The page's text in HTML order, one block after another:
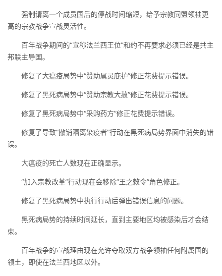
强制请离一个成员国后的停战时间缩短，给予宗教同盟领袖更
高的宗教战争宣战灵活性。
百年战争期间的“宣称法兰西王位”和约不再要求必须已经是共主
邦联主导国。
修复了大瘟疫局势中“赞助属灵庇护”修正花费提示错误。
修复了黑死病局势中“赞助宗教大赦”修正花费提示错误。
修复了黑死病局势中“采购药方”修正花费提示错误。
修复了导致“撤销隔离染疫者”行动在黑死病局势界面中消失的错
误。
大瘟疫的死亡人数现在正确显示。
“加入宗教改革”行动现在会移除“王之敕令”角色修正。
修复了黑死病局势中执行行动后弹出错误信息的问题。
黑死病局势的持续时间延长，直到主要地区均被感染后才会结
束。
百年战争的宣战理由现在允许夺取双方战争领袖任何附属国的
领土，即使在法兰西地区以外。